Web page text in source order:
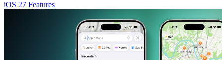
iOS 27 Features